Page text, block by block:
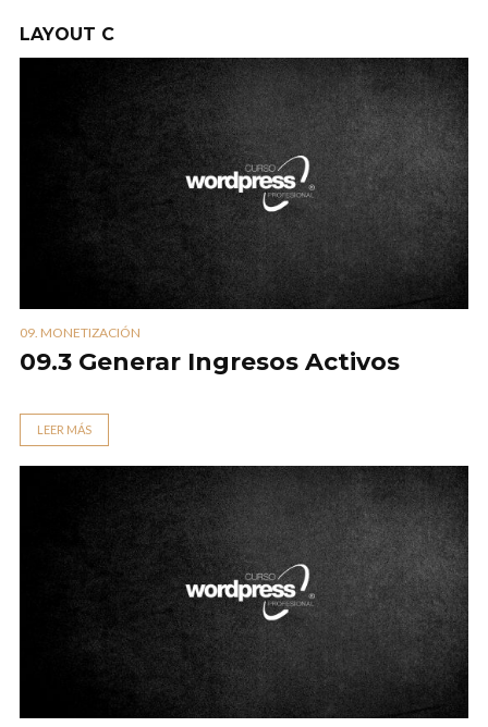
LAYOUT C
09. MONETIZACIÓN
09.3 Generar Ingresos Activos
LEER MÁS